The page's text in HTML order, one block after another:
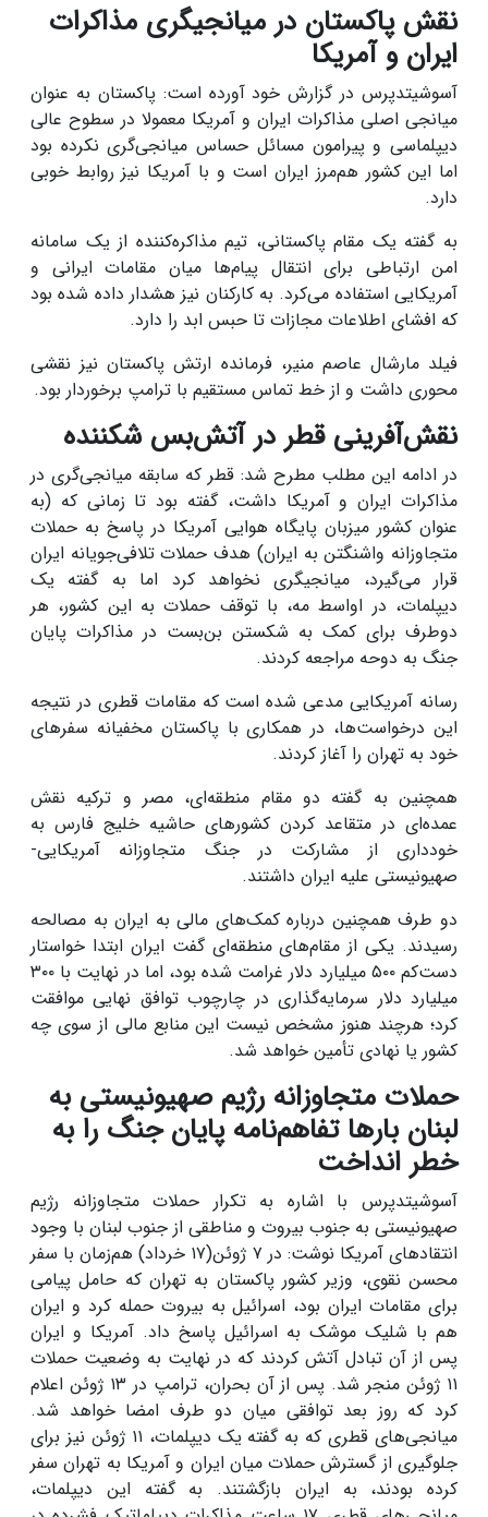
نقش پاکستان در میانجیگری مذاکرات
ایران و آمریکا
آسوشیتدپرس در گزارش خود آورده است: پاکستان به عنوان
میانجی اصلی مذاکرات ایران و آمریکا معمولا در سطوح عالی
دیپلماسی و پیرامون مسائل حساس میانجی‌گری نکرده بود
اما این کشور هم‌مرز ایران است و با آمریکا نیز روابط خوبی
دارد.
به گفته یک مقام پاکستانی، تیم مذاکره‌کننده از یک سامانه
امن ارتباطی برای انتقال پیام‌ها میان مقامات ایرانی و
آمریکایی استفاده می‌کرد. به کارکنان نیز هشدار داده شده بود
که افشای اطلاعات مجازات تا حبس ابد را دارد.
فیلد مارشال عاصم منیر، فرمانده ارتش پاکستان نیز نقشی
محوری داشت و از خط تماس مستقیم با ترامپ برخوردار بود.
نقش‌آفرینی قطر در آتش‌بس شکننده
در ادامه این مطلب مطرح شد: قطر که سابقه میانجی‌گری در
مذاکرات ایران و آمریکا داشت، گفته بود تا زمانی که (به
عنوان کشور میزبان پایگاه هوایی آمریکا در پاسخ به حملات
متجاوزانه واشنگتن به ایران) هدف حملات تلافی‌جویانه ایران
قرار می‌گیرد، میانجیگری نخواهد کرد اما به گفته یک
دیپلمات، در اواسط مه، با توقف حملات به این کشور، هر
دوطرف برای کمک به شکستن بن‌بست در مذاکرات پایان
جنگ به دوحه مراجعه کردند.
رسانه آمریکایی مدعی شده است که مقامات قطری در نتیجه
این درخواست‌ها، در همکاری با پاکستان مخفیانه سفرهای
خود به تهران را آغاز کردند.
همچنین به گفته دو مقام منطقه‌ای، مصر و ترکیه نقش
عمده‌ای در متقاعد کردن کشورهای حاشیه خلیج فارس به
خودداری از مشارکت در جنگ متجاوزانه آمریکایی-
صهیونیستی علیه ایران داشتند.
دو طرف همچنین درباره کمک‌های مالی به ایران به مصالحه
رسیدند. یکی از مقام‌های منطقه‌ای گفت ایران ابتدا خواستار
دست‌کم ۵۰۰ میلیارد دلار غرامت شده بود، اما در نهایت با ۳۰۰
میلیارد دلار سرمایه‌گذاری در چارچوب توافق نهایی موافقت
کرد؛ هرچند هنوز مشخص نیست این منابع مالی از سوی چه
کشور یا نهادی تأمین خواهد شد.
حملات متجاوزانه رژیم صهیونیستی به
لبنان بارها تفاهم‌نامه پایان جنگ را به
خطر انداخت
آسوشیتدپرس با اشاره به تکرار حملات متجاوزانه رژیم
صهیونیستی به جنوب بیروت و مناطقی از جنوب لبنان با وجود
انتقادهای آمریکا نوشت: در ۷ ژوئن(۱۷ خرداد) هم‌زمان با سفر
محسن نقوی، وزیر کشور پاکستان به تهران که حامل پیامی
برای مقامات ایران بود، اسرائیل به بیروت حمله کرد و ایران
هم با شلیک موشک به اسرائیل پاسخ داد. آمریکا و ایران
پس از آن تبادل آتش کردند که در نهایت به وضعیت حملات
۱۱ ژوئن منجر شد. پس از آن بحران، ترامپ در ۱۳ ژوئن اعلام
کرد که روز بعد توافقی میان دو طرف امضا خواهد شد.
میانجی‌های قطری که به گفته یک دیپلمات، ۱۱ ژوئن نیز برای
جلوگیری از گسترش حملات میان ایران و آمریکا به تهران سفر
کرده بودند، به ایران بازگشتند. به گفته این دیپلمات،